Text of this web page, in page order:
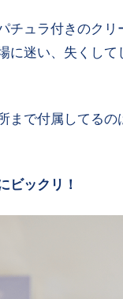
チュラ付きのクリ
に迷い、失くして
まで付属してるの
ビックリ！